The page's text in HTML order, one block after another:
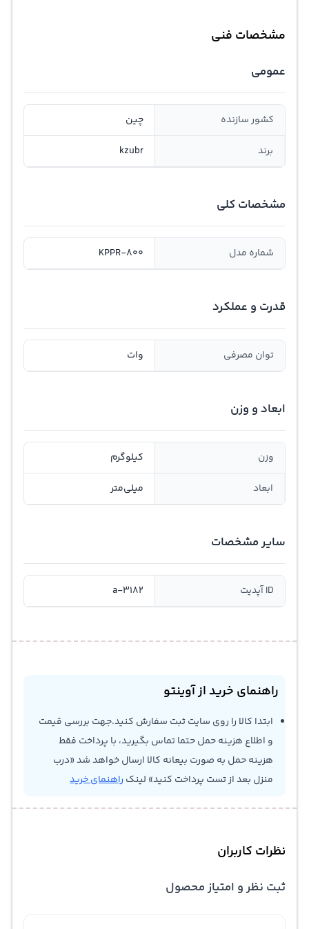
مشخصات فنی
عمومی
کشور سازنده چین
برند kzubr
مشخصات کلی
شماره مدل KPPR-800
قدرت و عملکرد
توان مصرفی وات
ابعاد و وزن
وزن کیلوگرم
ابعاد میلی‌متر
سایر مشخصات
ID آپدیت a-3182
راهنمای خرید از آوینتو
ابتدا کالا را روی سایت ثبت سفارش کنید.جهت بررسی قیمت
و اطلاع هزینه حمل حتما تماس بگیرید، با پرداخت فقط
هزینه حمل به صورت بیعانه کالا ارسال خواهد شد «درب
منزل بعد از تست پرداخت کنید» لینک راهنمای خرید
نظرات کاربران
ثبت نظر و امتیاز محصول